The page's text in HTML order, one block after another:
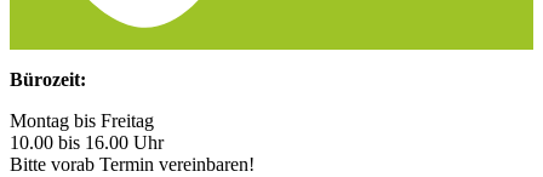
Bürozeit:
Montag bis Freitag
10.00 bis 16.00 Uhr
Bitte vorab Termin vereinbaren!